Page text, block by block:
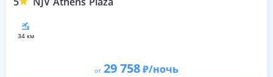
34 км
от 29 758 /ночь